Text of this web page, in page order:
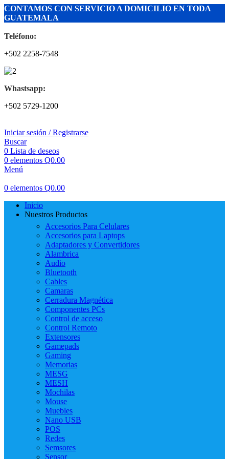
CONTAMOS CON SERVICIO A DOMICILIO EN TODA
GUATEMALA
Teléfono:
+502 2258-7548
Whastsapp:
+502 5729-1200
Iniciar sesión / Registrarse
Buscar
0 Lista de deseos
0 elementos Q0.00
Menú
0 elementos Q0.00
Inicio
Nuestros Productos
Accesorios Para Celulares
Accesorios para Laptops
Adaptadores y Convertidores
Alambrica
Audio
Bluetooth
Cables
Camaras
Cerradura Magnética
Componentes PCs
Control de acceso
Control Remoto
Extensores
Gamepads
Gaming
Memorias
MESG
MESH
Mochilas
Mouse
Muebles
Nano USB
POS
Redes
Semsores
Sensor